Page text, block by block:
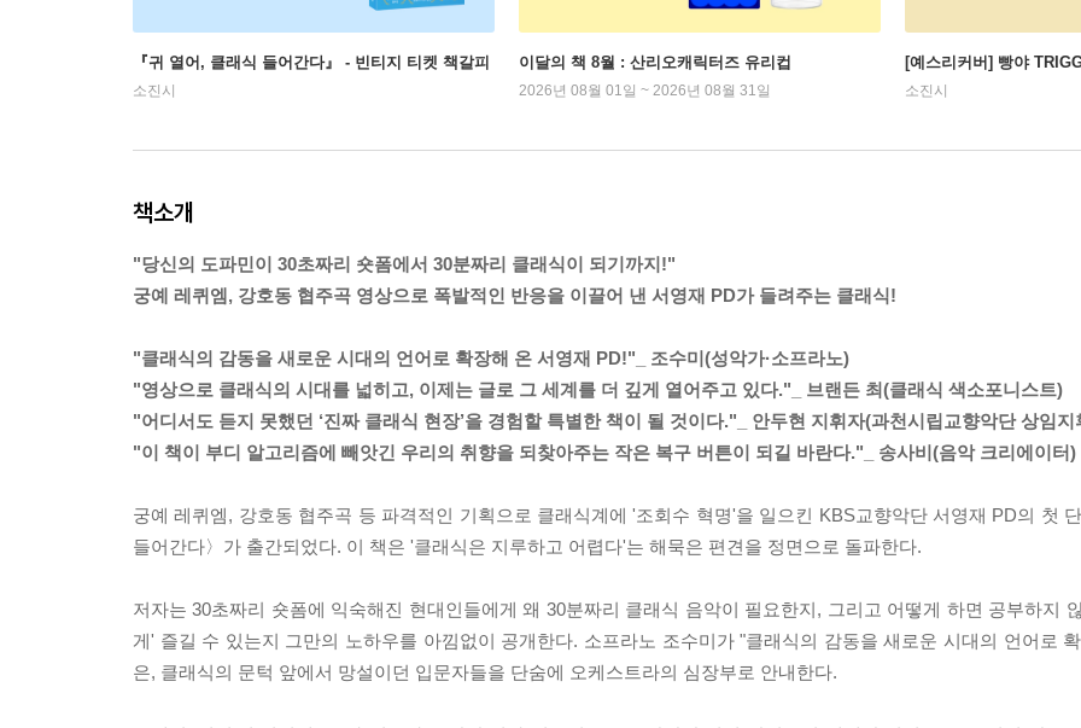
『귀 열어, 클래식 들어간다』 - 빈티지 티켓 책갈피
소진시
이달의 책 8월 : 산리오캐릭터즈 유리컵
2026년 08월 01일 ~ 2026년 08월 31일
[예스리커버] 빵야
소진시
책소개
"당신의 도파민이 30초짜리 숏폼에서 30분짜리 클래식이 되기까지!"
궁예 레퀴엠, 강호동 협주곡 영상으로 폭발적인 반응을 이끌어 낸 서영재 PD가 들려주는 클래식!
"클래식의 감동을 새로운 시대의 언어로 확장해 온 서영재 PD!"_ 조수미(성악가·소프라노)
"영상으로 클래식의 시대를 넓히고, 이제는 글로 그 세계를 더 깊게 열어주고 있다."_ 브랜든 최(클래식 색소포니스트)
"어디서도 듣지 못했던 ‘진짜 클래식 현장’을 경험할 특별한 책이 될 것이다."_ 안두현 지휘자(과천시립교향악단 상임지
"이 책이 부디 알고리즘에 빼앗긴 우리의 취향을 되찾아주는 작은 복구 버튼이 되길 바란다."_ 송사비(음악 크리에이터)
궁예 레퀴엠, 강호동 협주곡 등 파격적인 기획으로 클래식계에 '조회수 혁명'을 일으킨 KBS교향악단 서영재 PD의 첫
들어간다〉가 출간되었다. 이 책은 '클래식은 지루하고 어렵다'는 해묵은 편견을 정면으로 돌파한다.
저자는 30초짜리 숏폼에 익숙해진 현대인들에게 왜 30분짜리 클래식 음악이 필요한지, 그리고 어떻게 하면 공부하지
게' 즐길 수 있는지 그만의 노하우를 아낌없이 공개한다. 소프라노 조수미가 "클래식의 감동을 새로운 시대의 언어로
은, 클래식의 문턱 앞에서 망설이던 입문자들을 단숨에 오케스트라의 심장부로 안내한다.